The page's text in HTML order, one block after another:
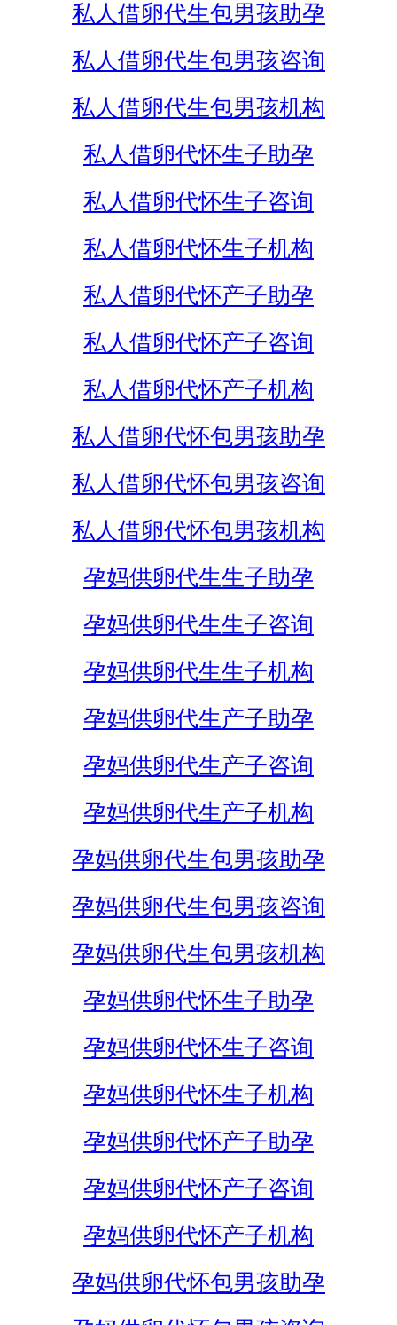
私人借卵代生包男孩助孕
私人借卵代生包男孩咨询
私人借卵代生包男孩机构
私人借卵代怀生子助孕
私人借卵代怀生子咨询
私人借卵代怀生子机构
私人借卵代怀产子助孕
私人借卵代怀产子咨询
私人借卵代怀产子机构
私人借卵代怀包男孩助孕
私人借卵代怀包男孩咨询
私人借卵代怀包男孩机构
孕妈供卵代生生子助孕
孕妈供卵代生生子咨询
孕妈供卵代生生子机构
孕妈供卵代生产子助孕
孕妈供卵代生产子咨询
孕妈供卵代生产子机构
孕妈供卵代生包男孩助孕
孕妈供卵代生包男孩咨询
孕妈供卵代生包男孩机构
孕妈供卵代怀生子助孕
孕妈供卵代怀生子咨询
孕妈供卵代怀生子机构
孕妈供卵代怀产子助孕
孕妈供卵代怀产子咨询
孕妈供卵代怀产子机构
孕妈供卵代怀包男孩助孕